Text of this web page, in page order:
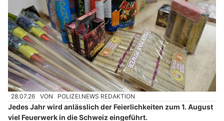
28.07.26 VON POLIZEI.NEWS REDAKTION
Jedes Jahr wird anlässlich der Feierlichkeiten zum 1. August
viel Feuerwerk in die Schweiz eingeführt.